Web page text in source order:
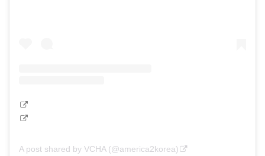
A post shared by VCHA (@america2korea)